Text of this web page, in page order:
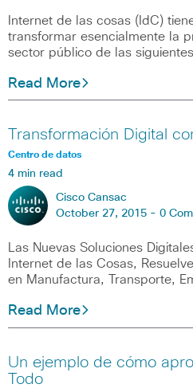
Internet de las cosas (IdC)
transformar esencialmente la
sector público de las siguientes
Read More
Transformación Digital
Centro de datos
4 min read
Cisco Cansac
October 27, 2015 - 0
Las Nuevas Soluciones
Internet de las Cosas,
en Manufactura, Transporte,
Read More
Un ejemplo de cómo
Todo